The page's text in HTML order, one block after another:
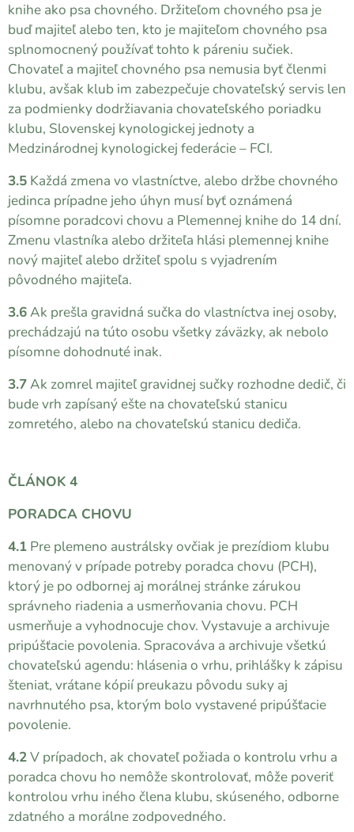
knihe ako psa chovného. Držiteľom chovného psa je
buď majiteľ alebo ten, kto je majiteľom chovného psa
splnomocnený používať tohto k páreniu sučiek.
Chovateľ a majiteľ chovného psa nemusia byť členmi
klubu, avšak klub im zabezpečuje chovateľský servis len
za podmienky dodržiavania chovateľského poriadku
klubu, Slovenskej kynologickej jednoty a
Medzinárodnej kynologickej federácie – FCI.
3.5 Každá zmena vo vlastníctve, alebo držbe chovného
jedinca prípadne jeho úhyn musí byť oznámená
písomne poradcovi chovu a Plemennej knihe do 14 dní.
Zmenu vlastníka alebo držiteľa hlási plemennej knihe
nový majiteľ alebo držiteľ spolu s vyjadrením
pôvodného majiteľa.
3.6Ak prešla gravidná sučka do vlastníctva inej osoby,
prechádzajú na túto osobu všetky záväzky, ak nebolo
písomne dohodnuté inak.
3.7Ak zomrel majiteľ gravidnej sučky rozhodne dedič, či
bude vrh zapísaný ešte na chovateľskú stanicu
zomretého, alebo na chovateľskú stanicu dediča.
ČLÁNOK 4
PORADCA CHOVU
4.1 Pre plemeno austrálsky ovčiak je prezídiom klubu
menovaný v prípade potreby poradca chovu (PCH),
ktorý je po odbornej aj morálnej stránke zárukou
správneho riadenia a usmerňovania chovu. PCH
usmerňuje a vyhodnocuje chov. Vystavuje a archivuje
pripúšťacie povolenia. Spracováva a archivuje všetkú
chovateľskú agendu: hlásenia o vrhu, prihlášky k zápisu
šteniat, vrátane kópií preukazu pôvodu suky aj
navrhnutého psa, ktorým bolo vystavené pripúšťacie
povolenie.
4.2V prípadoch, ak chovateľ požiada o kontrolu vrhu a
poradca chovu ho nemôže skontrolovať, môže poveriť
kontrolou vrhu iného člena klubu, skúseného, odborne
zdatného a morálne zodpovedného.